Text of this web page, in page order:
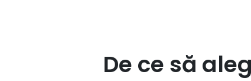
De ce să